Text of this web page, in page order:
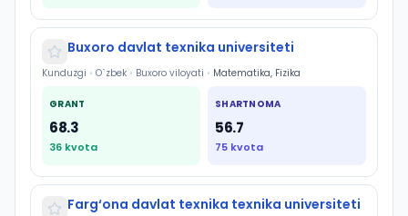
Buxoro davlat texnika universiteti
Kunduzgi • O`zbek • Buxoro viloyati • Matematika, Fizika
GRANT
68.3
36 kvota
SHARTNOMA
56.7
75 kvota
Farg‘ona davlat texnika texnika universiteti